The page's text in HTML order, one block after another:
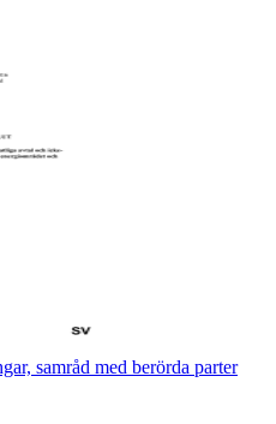
samråd med berörda parter